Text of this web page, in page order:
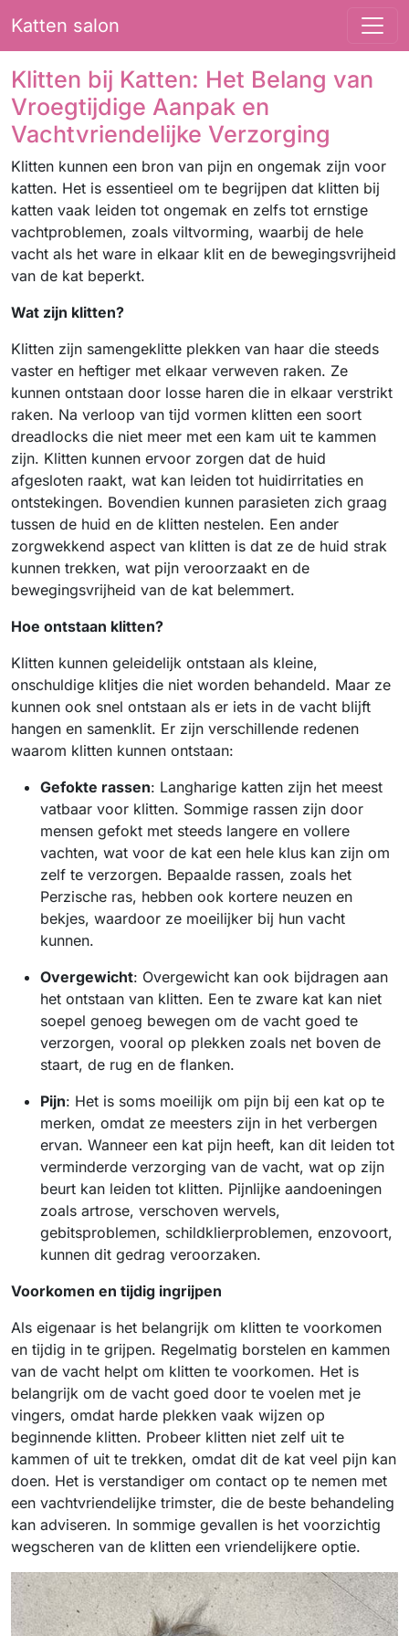
Katten salon
Klitten bij Katten: Het Belang van
Vroegtijdige Aanpak en
Vachtvriendelijke Verzorging
Klitten kunnen een bron van pijn en ongemak zijn voor
katten. Het is essentieel om te begrijpen dat klitten bij
katten vaak leiden tot ongemak en zelfs tot ernstige
vachtproblemen, zoals viltvorming, waarbij de hele
vacht als het ware in elkaar klit en de bewegingsvrijheid
van de kat beperkt.
Wat zijn klitten?
Klitten zijn samengeklitte plekken van haar die steeds
vaster en heftiger met elkaar verweven raken. Ze
kunnen ontstaan door losse haren die in elkaar verstrikt
raken. Na verloop van tijd vormen klitten een soort
dreadlocks die niet meer met een kam uit te kammen
zijn. Klitten kunnen ervoor zorgen dat de huid
afgesloten raakt, wat kan leiden tot huidirritaties en
ontstekingen. Bovendien kunnen parasieten zich graag
tussen de huid en de klitten nestelen. Een ander
zorgwekkend aspect van klitten is dat ze de huid strak
kunnen trekken, wat pijn veroorzaakt en de
bewegingsvrijheid van de kat belemmert.
Hoe ontstaan klitten?
Klitten kunnen geleidelijk ontstaan als kleine,
onschuldige klitjes die niet worden behandeld. Maar ze
kunnen ook snel ontstaan als er iets in de vacht blijft
hangen en samenklit. Er zijn verschillende redenen
waarom klitten kunnen ontstaan:
Gefokte rassen: Langharige katten zijn het meest
vatbaar voor klitten. Sommige rassen zijn door
mensen gefokt met steeds langere en vollere
vachten, wat voor de kat een hele klus kan zijn om
zelf te verzorgen. Bepaalde rassen, zoals het
Perzische ras, hebben ook kortere neuzen en
bekjes, waardoor ze moeilijker bij hun vacht
kunnen.
Overgewicht: Overgewicht kan ook bijdragen aan
het ontstaan van klitten. Een te zware kat kan niet
soepel genoeg bewegen om de vacht goed te
verzorgen, vooral op plekken zoals net boven de
staart, de rug en de flanken.
Pijn: Het is soms moeilijk om pijn bij een kat op te
merken, omdat ze meesters zijn in het verbergen
ervan. Wanneer een kat pijn heeft, kan dit leiden tot
verminderde verzorging van de vacht, wat op zijn
beurt kan leiden tot klitten. Pijnlijke aandoeningen
zoals artrose, verschoven wervels,
gebitsproblemen, schildklierproblemen, enzovoort,
kunnen dit gedrag veroorzaken.
Voorkomen en tijdig ingrijpen
Als eigenaar is het belangrijk om klitten te voorkomen
en tijdig in te grijpen. Regelmatig borstelen en kammen
van de vacht helpt om klitten te voorkomen. Het is
belangrijk om de vacht goed door te voelen met je
vingers, omdat harde plekken vaak wijzen op
beginnende klitten. Probeer klitten niet zelf uit te
kammen of uit te trekken, omdat dit de kat veel pijn kan
doen. Het is verstandiger om contact op te nemen met
een vachtvriendelijke trimster, die de beste behandeling
kan adviseren. In sommige gevallen is het voorzichtig
wegscheren van de klitten een vriendelijkere optie.